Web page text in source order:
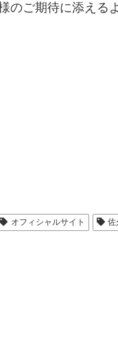
ご期待に添える
年
オフィシャルサイト 佐